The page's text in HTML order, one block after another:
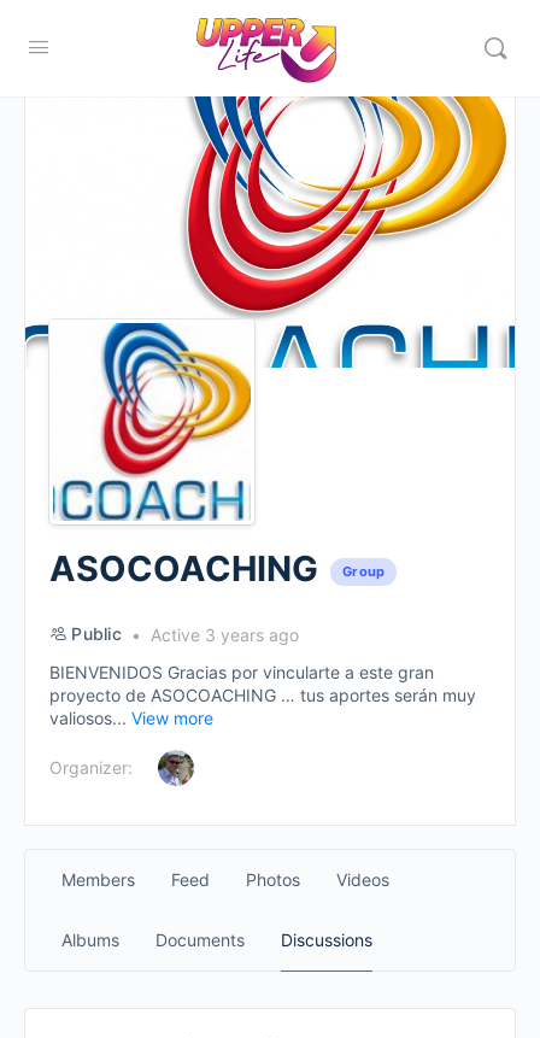
ASOCOACHING Group
Public
Active 3 years ago
BIENVENIDOS Gracias por vincularte a este gran
proyecto de ASOCOACHING … tus aportes serán muy
valiosos... View more
Organizer:
Members Feed Photos Videos
Albums Documents Discussions